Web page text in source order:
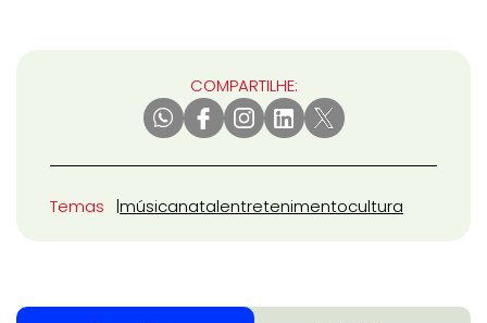
COMPARTILHE:
Temas músicanatalentretenimentocultura